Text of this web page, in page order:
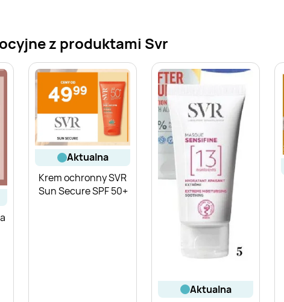
z produktami Svr
aktualna
Krem ochronny SVR
Sun Secure SPF 50+
aktualna